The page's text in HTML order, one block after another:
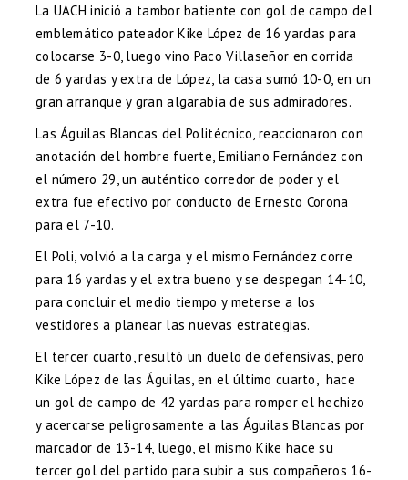
La UACH inició a tambor batiente con gol de campo del
emblemático pateador Kike López de 16 yardas para
colocarse 3-0, luego vino Paco Villaseñor en corrida
de 6 yardas y extra de López, la casa sumó 10-0, en un
gran arranque y gran algarabía de sus admiradores.
Las Águilas Blancas del Politécnico, reaccionaron con
anotación del hombre fuerte, Emiliano Fernández con
el número 29, un auténtico corredor de poder y el
extra fue efectivo por conducto de Ernesto Corona
para el 7-10.
El Poli, volvió a la carga y el mismo Fernández corre
para 16 yardas y el extra bueno y se despegan 14-10,
para concluir el medio tiempo y meterse a los
vestidores a planear las nuevas estrategias.
El tercer cuarto, resultó un duelo de defensivas, pero
Kike López de las Águilas, en el último cuarto, hace
un gol de campo de 42 yardas para romper el hechizo
y acercarse peligrosamente a las Águilas Blancas por
marcador de 13-14, luego, el mismo Kike hace su
tercer gol del partido para subir a sus compañeros 16-